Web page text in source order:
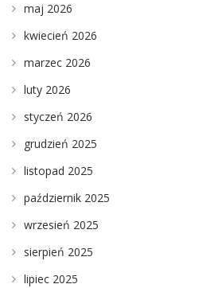
maj 2026
kwiecień 2026
marzec 2026
luty 2026
styczeń 2026
grudzień 2025
listopad 2025
październik 2025
wrzesień 2025
sierpień 2025
lipiec 2025